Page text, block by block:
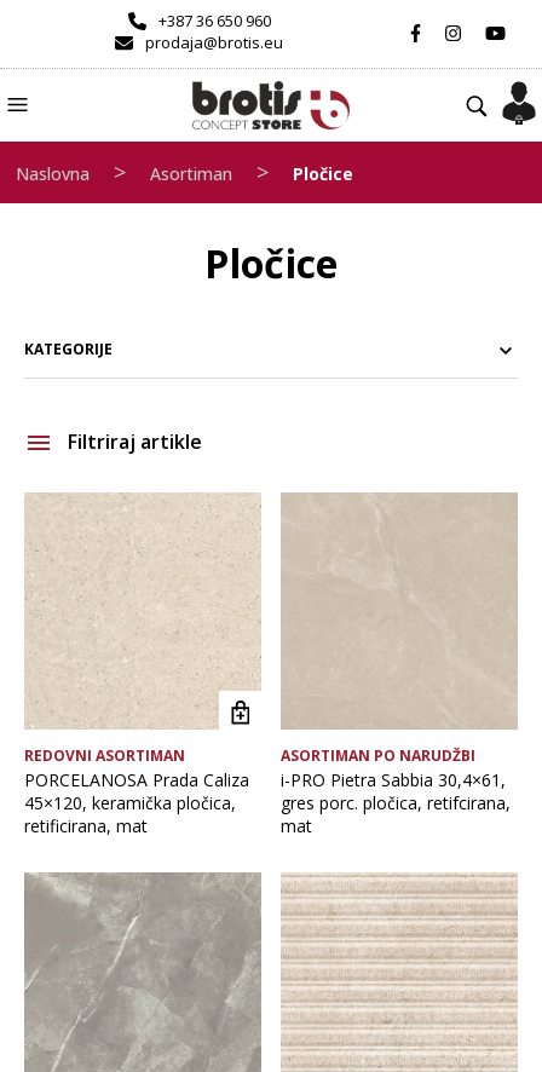
+387 36 650 960
prodaja@brotis.eu
Naslovna > Asortiman > Pločice
Pločice
KATEGORIJE
Filtriraj artikle
Brand
Debljina
Format pločice
Glavna boja
Namjena pločice
Vrsta asortimana
Vrsta obrade pločice
REDOVNI ASORTIMAN
PORCELANOSA Prada Caliza
45×120, keramička pločica,
retificirana, mat
ASORTIMAN PO NARUDŽBI
i-PRO Pietra Sabbia 30,4×61,
gres porc. pločica, retifcirana,
mat